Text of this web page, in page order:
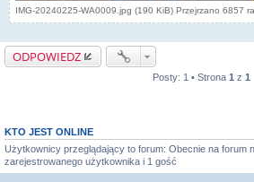
IMG-20240225-WA0009.jpg (190 KiB) Przejrzano 6857
ODPOWIEDZ
Posty: 1 • Strona 1z 1
KTO JEST ONLINE
Użytkownicy przeglądający to forum: Obecnie na forum
zarejestrowanego użytkownika i 1 gość